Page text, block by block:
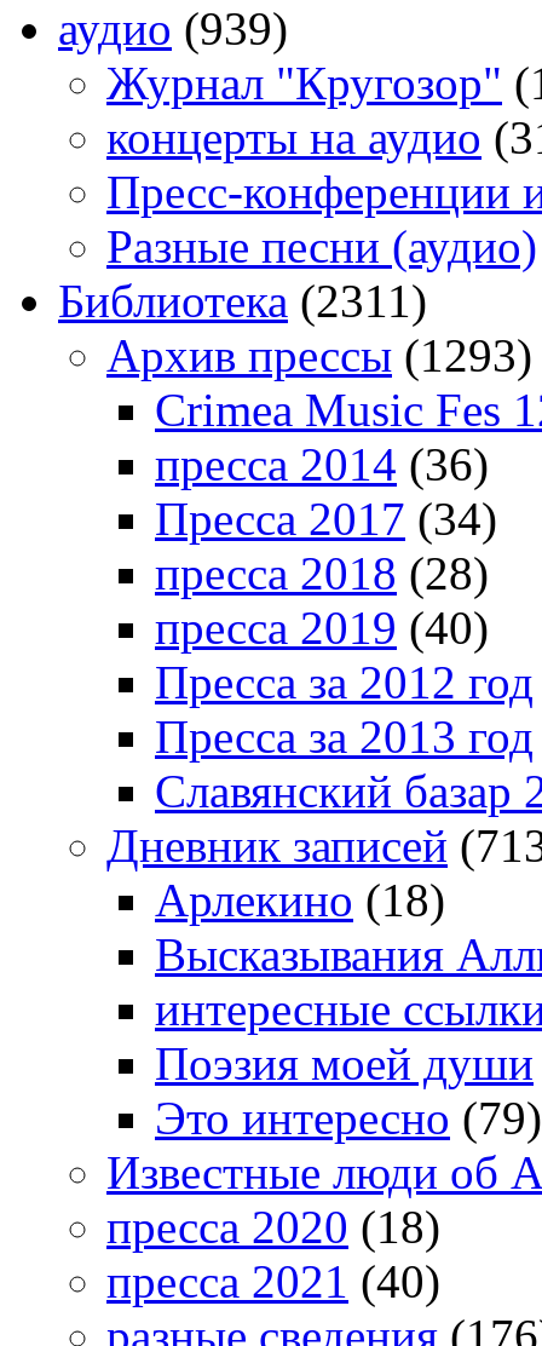
аудио (939)
Журнал "Кругозор"
концерты на аудио
Пресс-конференции
Разные песни (аудио)
Библиотека (2311)
Архив прессы (1293)
Crimea Music Fes
пресса 2014 (36)
Пресса 2017 (34)
пресса 2018 (28)
пресса 2019 (40)
Пресса за 2012 год
Пресса за 2013 год
Славянский базар
Дневник записей
Арлекино (18)
Высказывания
интересные
Поэзия моей души
Это интересно (79)
Известные люди об
пресса 2020 (18)
пресса 2021 (40)
разные сведения